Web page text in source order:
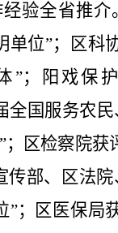
验全省推介
单位”；区科
”；阳戏保
全国服务农
；区检察院获
传部、区法
”；区医保局